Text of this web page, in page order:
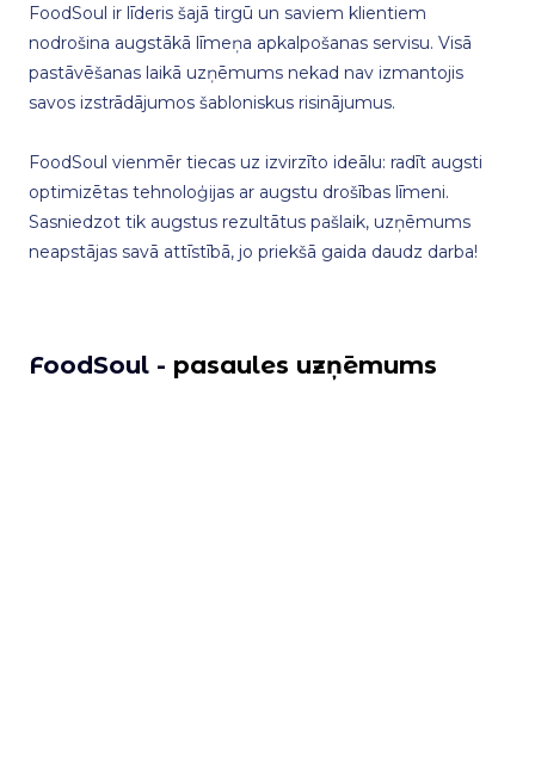
FoodSoul ir līderis šajā tirgū un saviem klientiem
nodrošina augstākā līmeņa apkalpošanas servisu. Visā
pastāvēšanas laikā uzņēmums nekad nav izmantojis
savos izstrādājumos šabloniskus risinājumus.
FoodSoul vienmēr tiecas uz izvirzīto ideālu: radīt augsti
optimizētas tehnoloģijas ar augstu drošības līmeni.
Sasniedzot tik augstus rezultātus pašlaik, uzņēmums
neapstājas savā attīstībā, jo priekšā gaida daudz darba!
FoodSoul - pasaules uzņēmums